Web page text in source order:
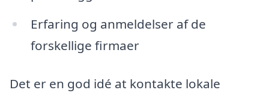
Erfaring og anmeldelser af de
forskellige firmaer
Det er en god idé at kontakte lokale